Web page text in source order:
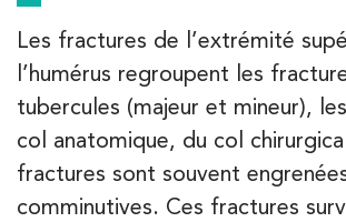
Les fractures de l’extrémité
l’humérus regroupent les
tubercules (majeur et mineur),
col anatomique, du col
fractures sont souvent
comminutives. Ces fractures
Filtrer les cabinets avec
Kinésithérapie Balnéothérapie